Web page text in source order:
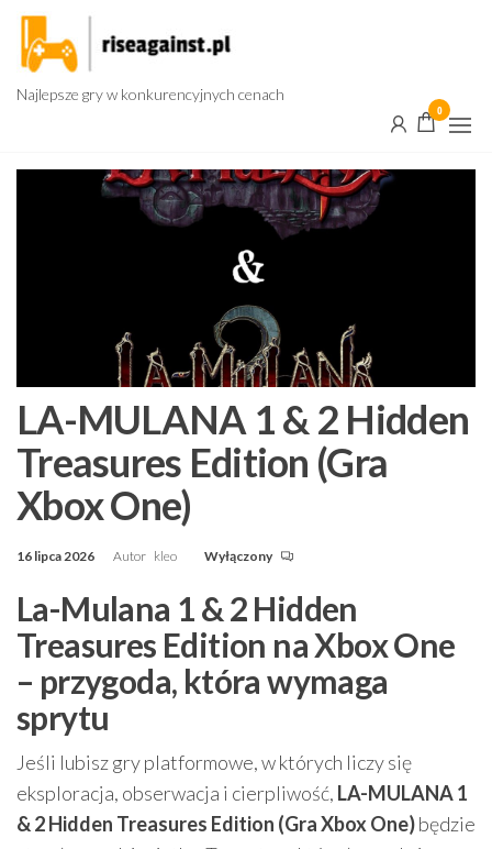
Przejdź
treści
Najlepsze gry w konkurencyjnych cenach
0
LA-MULANA 1 & 2 Hidden
Treasures Edition (Gra
Xbox One)
16 lipca 2026 Autor kleo Wyłączony
La-Mulana 1 & 2 Hidden
Treasures Edition na Xbox One
– przygoda, która wymaga
sprytu
Jeśli lubisz gry platformowe, w których liczy się
eksploracja, obserwacja i cierpliwość, LA-MULANA 1
& 2 Hidden Treasures Edition (Gra Xbox One)będzie